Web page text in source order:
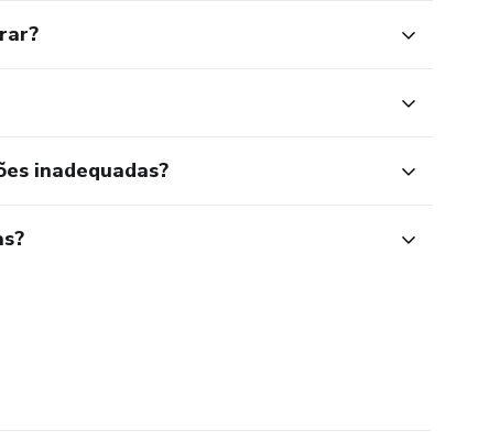
inadequadas?